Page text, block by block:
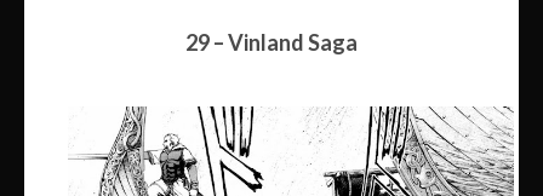
29 – Vinland Saga